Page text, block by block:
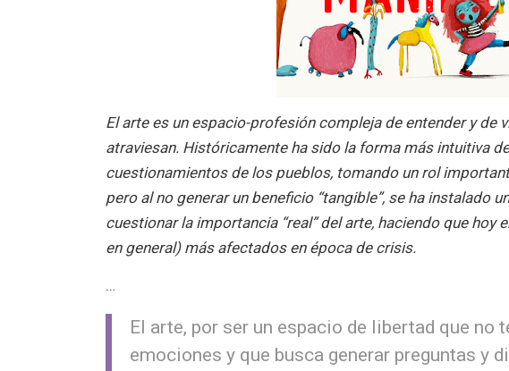
El arte es un espacio-profesión compleja de entender y de
atraviesan. Históricamente ha sido la forma más intuitiva
cuestionamientos de los pueblos, tomando un rol
pero al no generar un beneficio “tangible”, se ha instalado
cuestionar la importancia “real” del arte, haciendo que hoy
en general) más afectados en época de crisis.
…
El arte, por ser un espacio de libertad que no
emociones y que busca generar preguntas y